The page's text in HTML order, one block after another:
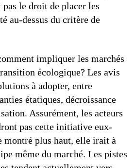
pas le droit de placer les
au-dessus du critère de
impliquer les marchés
écologique? Les avis
à adopter, entre
étatiques, décroissance
Assurément, les acteurs
pas cette initiative eux-
montré plus haut, elle irait à
même du marché. Les pistes